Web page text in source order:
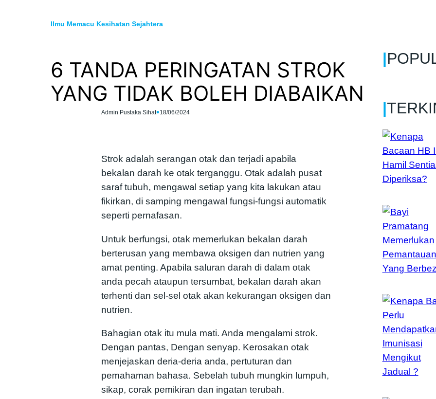
Ilmu Memacu Kesihatan Sejahtera
6 TANDA PERINGATAN STROK
YANG TIDAK BOLEH DIABAIKAN
Admin Pustaka Sihat•18/06/2024
Strok adalah serangan otak dan terjadi apabila
bekalan darah ke otak terganggu. Otak adalah pusat
saraf tubuh, mengawal setiap yang kita lakukan atau
fikirkan, di samping mengawal fungsi-fungsi automatik
seperti pernafasan.
Untuk berfungsi, otak memerlukan bekalan darah
berterusan yang membawa oksigen dan nutrien yang
amat penting. Apabila saluran darah di dalam otak
anda pecah ataupun tersumbat, bekalan darah akan
terhenti dan sel-sel otak akan kekurangan oksigen dan
nutrien.
Bahagian otak itu mula mati. Anda mengalami strok.
Dengan pantas, Dengan senyap. Kerosakan otak
menjejaskan deria-deria anda, pertuturan dan
pemahaman bahasa. Sebelah tubuh mungkin lumpuh,
sikap, corak pemikiran dan ingatan terubah.
|
|